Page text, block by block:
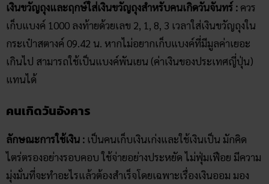
เงินขวัญ​ถุงและฤกษ์ใส่เงินขวัญถุงสำหรับคนเกิดวันจันทร์ : ควร
เก็บแบงค์ 1000 ลงท้ายด้วยเลข 2, 1, 8, 3 เวลาใส่เงินขวัญถุงใน
กระเป๋าสตางค์ 09.42 น. หากไม่อยากเก็บแบงค์ที่มีมูลค่าเยอะ
เกินไป สามารถใช้เป็นแบงค์พันเยน (ค่าเงินของประเทศญี่ปุ่น)
แทนได้
คนเกิดวันอังคาร
ลักษณะการใช้เงิน : เป็นคนเก็บเงินเก่งและใช้เงินเป็น มักคิด
ไตร่ตรองอย่างรอบคอบ ใช้จ่ายอย่างประหยัด ไม่ฟุ่มเฟือย มีความ
มุ่งมั่นที่จะทำอะไรแล้วต้องสำเร็จโดยเฉพาะเรื่องเงินออม มอง